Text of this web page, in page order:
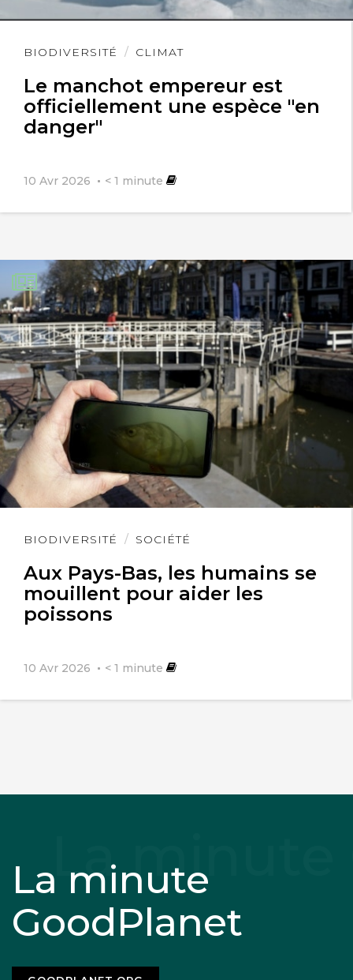
BIODIVERSITÉ CLIMAT
Le manchot empereur est
officiellement une espèce "en
danger"
10 Avr 2026 < 1 minute
Lire
BIODIVERSITÉ SOCIÉTÉ
Aux Pays-Bas, les humains se
mouillent pour aider les
poissons
10 Avr 2026 < 1 minute
Lire
La minute
GoodPlanet